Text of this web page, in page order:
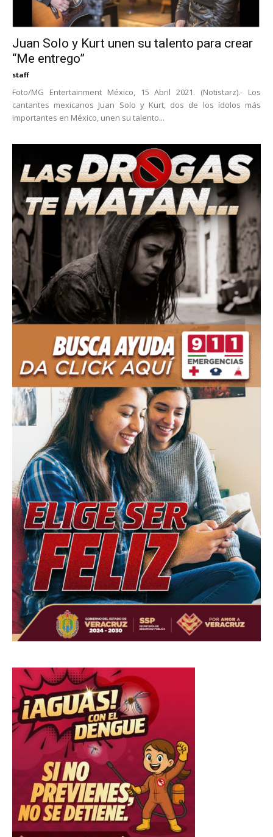
Juan Solo y Kurt unen su talento para crear
“Me entrego”
staff
Foto/MG Entertainment México, 15 Abril 2021. (Notistarz).- Los
cantantes mexicanos Juan Solo y Kurt, dos de los ídolos más
importantes en México, unen su talento...